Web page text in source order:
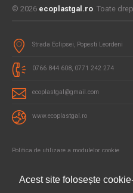
Acest site folosește
© 2026 ecoplastgal.ro . Toate
Strada Eclipsei, Popesti Leordeni
0766 844 608, 0771 242 274
ecoplastgal@gmail.com
www.ecoplastgal.ro
Politica de utilizare a modulelor cookie
Politica de confidentialitate si protectia